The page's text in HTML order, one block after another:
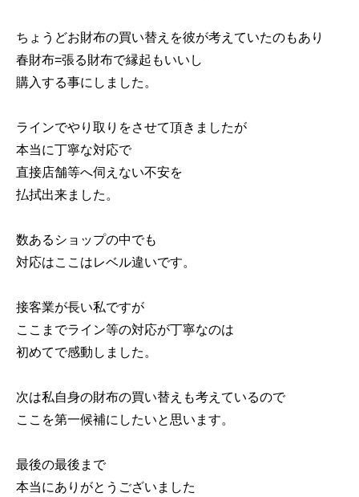
ちょうどお財布の買い替えを彼が考えていたのもあり
春財布=張る財布で縁起もいいし
購入する事にしました。
ラインでやり取りをさせて頂きましたが
本当に丁寧な対応で
直接店舗等へ伺えない不安を
払拭出来ました。
数あるショップの中でも
対応はここはレベル違いです。
接客業が長い私ですが
ここまでライン等の対応が丁寧なのは
初めてで感動しました。
次は私自身の財布の買い替えも考えているので
ここを第一候補にしたいと思います。
最後の最後まで
本当にありがとうございました